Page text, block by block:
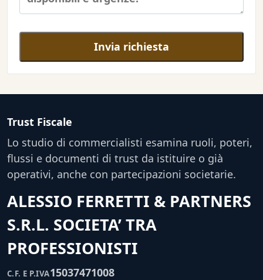
Invia richiesta
Trust Fiscale
Lo studio di commercialisti esamina ruoli, poteri,
flussi e documenti di trust da istituire o già
operativi, anche con partecipazioni societarie.
ALESSIO FERRETTI & PARTNERS
S.R.L. SOCIETA’ TRA
PROFESSIONISTI
C.F. E P.IVA15037471008